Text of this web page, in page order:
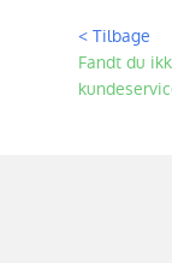
< Tilbage
Fandt du